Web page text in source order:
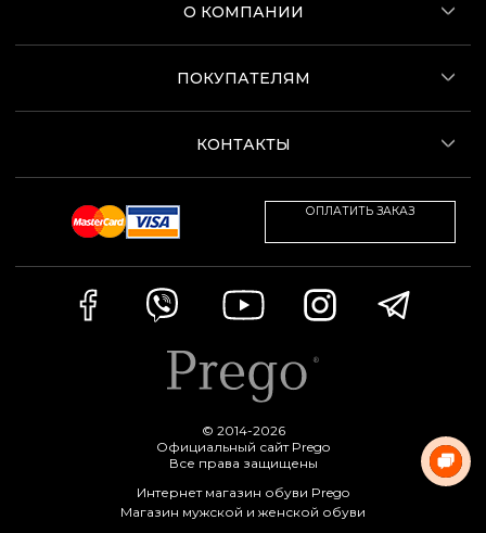
О КОМПАНИИ
ПОКУПАТЕЛЯМ
КОНТАКТЫ
ОПЛАТИТЬ ЗАКАЗ
© 2014-2026
Официальный сайт Prego
Все права защищены
Интернет магазин обуви Prego
Магазин мужской и женской обуви